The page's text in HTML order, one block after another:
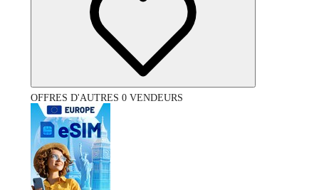
OFFRES D'AUTRES 0 VENDEURS